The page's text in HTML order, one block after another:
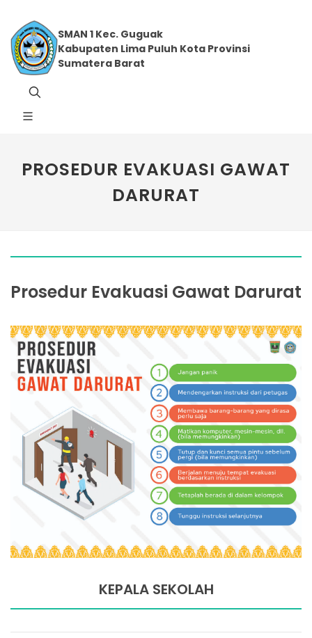
SMAN 1 Kec. Guguak
Kabupaten Lima Puluh Kota Provinsi
Sumatera Barat
PROSEDUR EVAKUASI GAWAT
DARURAT
KEPALA SEKOLAH
Prosedur Evakuasi Gawat Darurat